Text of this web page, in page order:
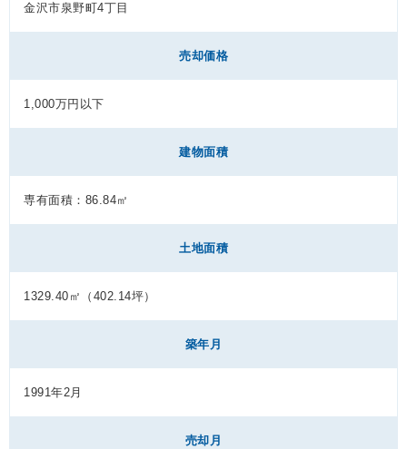
金沢市泉野町4丁目
売却価格
1,000万円以下
建物面積
専有面積：86.84㎡
土地面積
1329.40㎡（402.14坪）
築年月
1991年2月
売却月